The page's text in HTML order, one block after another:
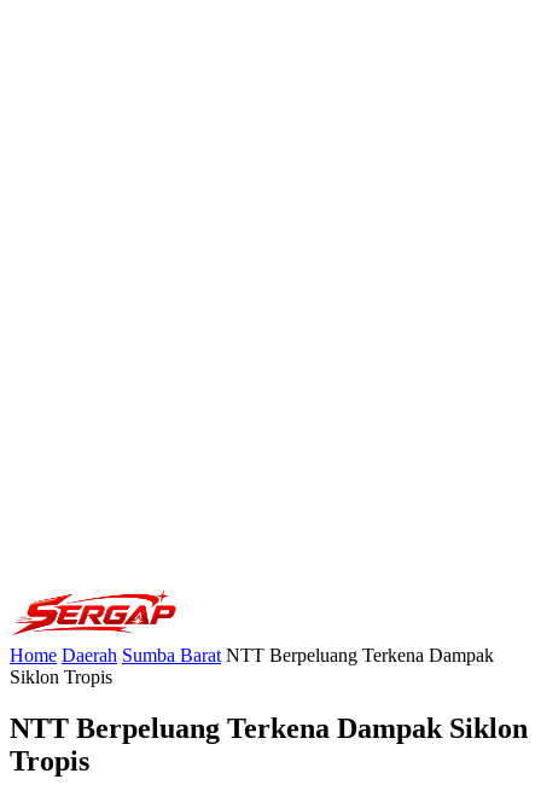
Home Daerah Sumba Barat NTT Berpeluang Terkena Dampak
Siklon Tropis
NTT Berpeluang Terkena Dampak Siklon
Tropis